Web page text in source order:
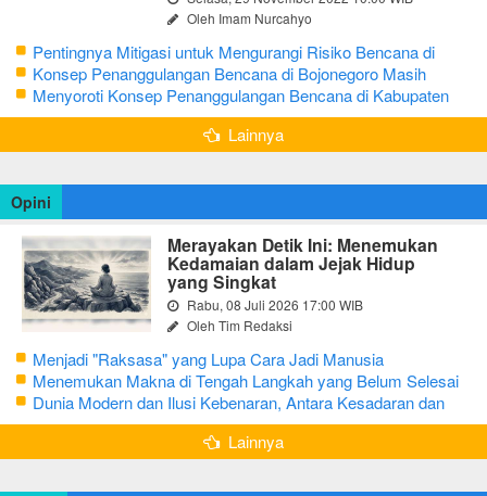
Oleh Imam Nurcahyo
Pentingnya Mitigasi untuk Mengurangi Risiko Bencana di
Bojonegoro
Konsep Penanggulangan Bencana di Bojonegoro Masih
Mengutamakan Tanggap Darurat
Menyoroti Konsep Penanggulangan Bencana di Kabupaten
Bojonegoro
Lainnya
Opini
Merayakan Detik Ini: Menemukan
Kedamaian dalam Jejak Hidup
yang Singkat
Rabu, 08 Juli 2026 17:00 WIB
Oleh Tim Redaksi
Menjadi "Raksasa" yang Lupa Cara Jadi Manusia
Menemukan Makna di Tengah Langkah yang Belum Selesai
Dunia Modern dan Ilusi Kebenaran, Antara Kesadaran dan
terjebak Tipu Daya
Lainnya